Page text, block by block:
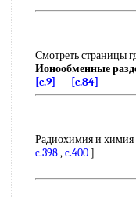
Смотреть страницы
Ионообменные
[c.9]
[c.84]
Радиохимия и химия
c.398,c.400]